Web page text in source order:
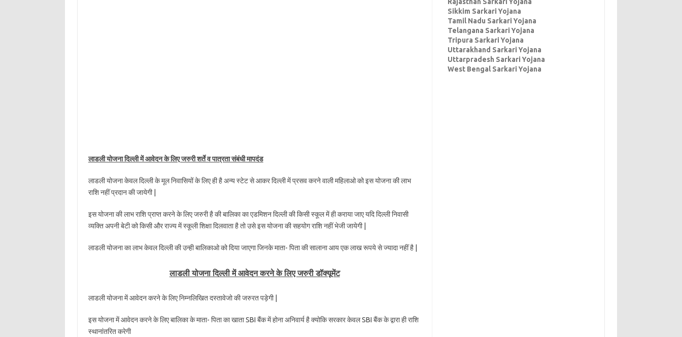
लाडली योजना दिल्ली में आवेदन के लिए जरुरी शर्ते व पात्रता संबंधी मापदंड
लाडली योजना केवल दिल्ली के मूल निवासियों के लिए ही है अन्य स्टेट से आकर दिल्ली में प्रसव करने वाली महिलाओ को इस योजना की लाभ
राशि नहीं प्रदान की जायेगी |
इस योजना की लाभ राशि प्राप्त करने के लिए जरुरी है की बालिका का एडमिशन दिल्ली की किसी स्कूल में ही कराया जाए यदि दिल्ली निवासी
व्यक्ति अपनी बेटी को किसी और राज्य में स्कूली शिक्षा दिलवाता है तो उसे इस योजना की सहयोग राशि नहीं भेजी जायेगी |
लाडली योजना का लाभ केवल दिल्ली की उन्ही बालिकाओ को दिया जाएगा जिनके माता- पिता की सालाना आय एक लाख रूपये से ज्यादा नहीं है |
लाडली योजना दिल्ली में आवेदन करने के लिए जरुरी डॉक्यूमेंट
लाडली योजना में आवेदन करने के लिए निम्नलिखित दस्तावेजो की जरुरत पड़ेगी |
इस योजना में आवेदन करने के लिए बालिका के माता- पिता का खाता SBI बैंक में होना अनिवार्य है क्योकि सरकार केवल SBI बैंक के द्वारा ही राशि
स्थानांतरित करेगी
Sikkim Sarkari Yojana
Tamil Nadu Sarkari Yojana
Telangana Sarkari Yojana
Tripura Sarkari Yojana
Uttarakhand Sarkari Yojana
Uttarpradesh Sarkari Yojana
West Bengal Sarkari Yojana